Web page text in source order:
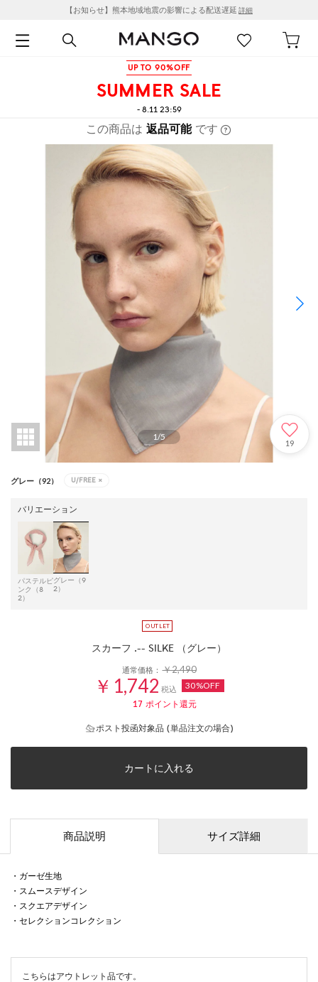
【お知らせ】熊本地域地震の影響による配送遅延 詳細
UP TO 90%OFF
SUMMER SALE
- 8.11 23:59
この商品は 返品可能 です
1/5
19
グレー（92） U/FREE ×
バリエーション
パステルピ
ンク（8
2）
グレー（9
2）
スカーフ .-- SILKE （グレー）
通常価格：￥2,490
￥1,742 税込 30%OFF
17ポイント還元
ポスト投函対象品 (単品注文の場合)
カートに入れる
商品説明 サイズ詳細
・ガーゼ生地
・スムースデザイン
・スクエアデザイン
・セレクションコレクション
こちらはアウトレット品です。